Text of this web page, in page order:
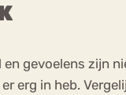
en gevoelens zijn
erg in heb.